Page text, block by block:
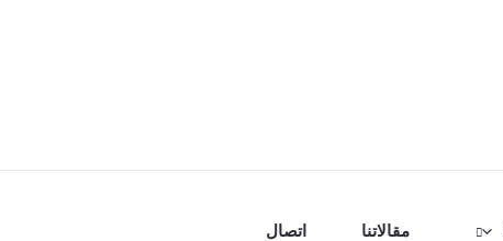
مقالاتنا اتصال